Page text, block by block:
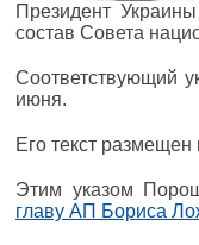
Президент
состав Совета
Соответствующий
июня.
Его текст размещен
Этим указом
главу АП Бориса